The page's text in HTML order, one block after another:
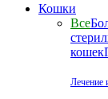
Кошки
Все
кошек
Лечение